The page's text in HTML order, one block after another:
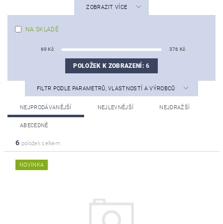
ZOBRAZIT VÍCE
NA SKLADĚ
69 Kč 376 Kč
POLOŽEK K ZOBRAZENÍ:6
FILTR PODLE PARAMETRŮ, VLASTNOSTÍ A VÝROBCŮ
NEJPRODÁVANĚJŠÍ NEJLEVNĚJŠÍ NEJDRAŽŠÍ
ABECEDNĚ
6 položek celkem
NOVINKA